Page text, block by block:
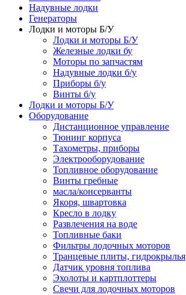
Надувные лодки
Генераторы
Лодки и моторы Б/У
Лодки и моторы Б/У
Железные лодки бу
Моторы по запчастям
Надувные лодки б/у
Приборы б/у
Винты б/у
Лодки и моторы Б/У
Оборудование
Дистанционное управление
Тюнинг корпуса
Тахометры, приборы
Электрооборудование
Топливное оборудование
Винты гребные
масла/консерванты
Якоря, швартовка
Кресло в лодку
Развлечения на воде
Топливные баки
Фильтры лодочных моторов
Транцевые плиты, гидрокрылья
Датчик уровня топлива
Эхолоты и картплоттеры
Cвечи для лодочных моторов